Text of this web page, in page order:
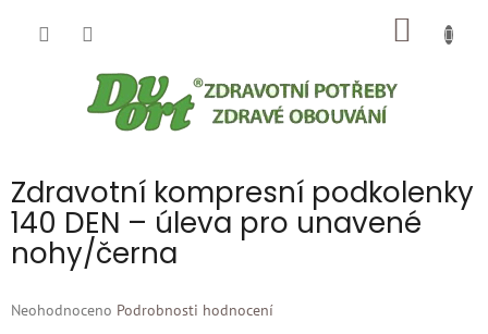
Zdravotní kompresní podkolenky
140 DEN – úleva pro unavené
nohy/černa
Průměrné
Neohodnoceno Podrobnosti hodnocení